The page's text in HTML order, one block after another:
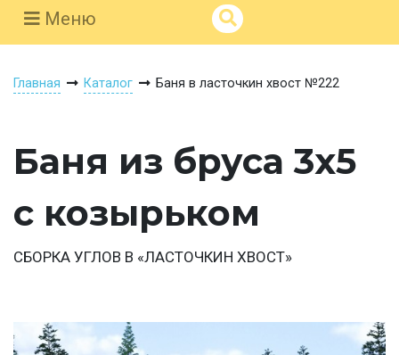
Меню
Главная Каталог Баня в ласточкин хвост №222
Баня из бруса 3х5
с козырьком
СБОРКА УГЛОВ В «ЛАСТОЧКИН ХВОСТ»